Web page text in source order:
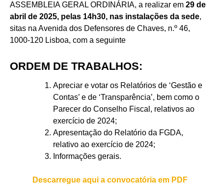
ASSEMBLEIA GERAL ORDINÁRIA, a realizar em 29 de
abril de 2025, pelas 14h30, nas instalações da sede,
sitas na Avenida dos Defensores de Chaves, n.º 46,
1000-120 Lisboa, com a seguinte
ORDEM DE TRABALHOS:
Apreciar e votar os Relatórios de ‘Gestão e
Contas’ e de ‘Transparência’, bem como o
Parecer do Conselho Fiscal, relativos ao
exercício de 2024;
Apresentação do Relatório da FGDA,
relativo ao exercício de 2024;
Informações gerais.
Descarregue aqui a convocatória em PDF